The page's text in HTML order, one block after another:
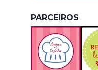
PARCEIROS